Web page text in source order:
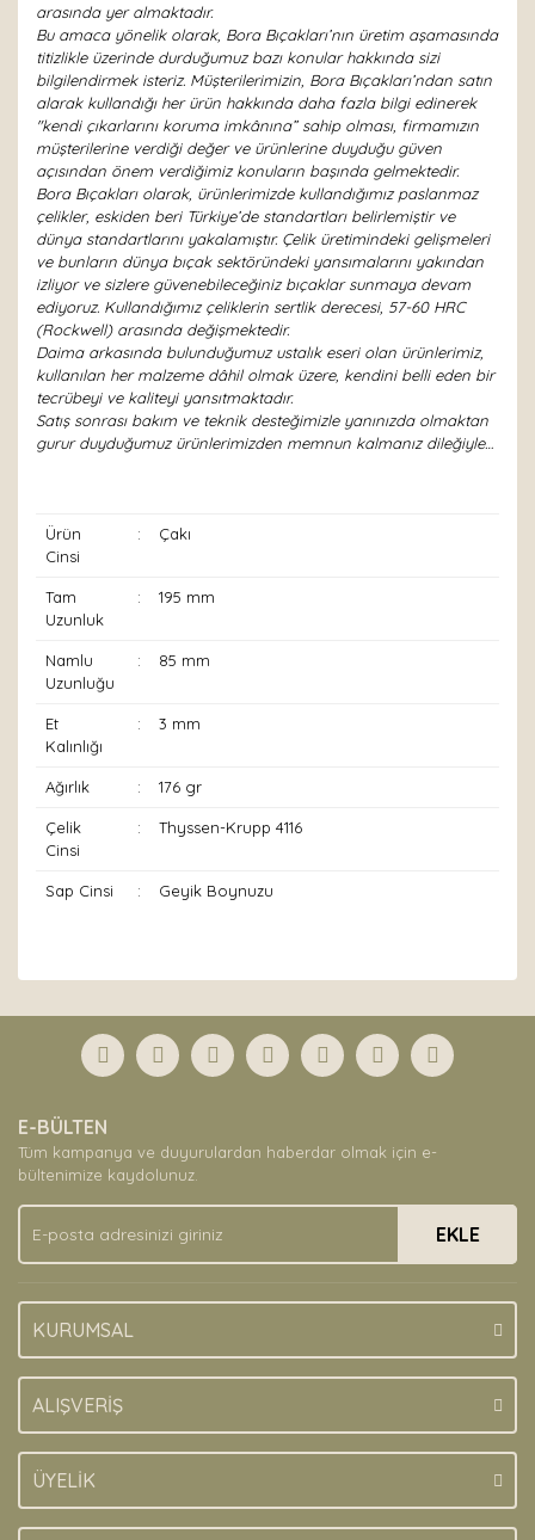
arasında yer almaktadır.
Bu amaca yönelik olarak, Bora Bıçakları’nın üretim aşamasında
titizlikle üzerinde durduğumuz bazı konular hakkında sizi
bilgilendirmek isteriz. Müşterilerimizin, Bora Bıçakları’ndan satın
alarak kullandığı her ürün hakkında daha fazla bilgi edinerek
"kendi çıkarlarını koruma imkânına” sahip olması, firmamızın
müşterilerine verdiği değer ve ürünlerine duyduğu güven
açısından önem verdiğimiz konuların başında gelmektedir.
Bora Bıçakları olarak, ürünlerimizde kullandığımız paslanmaz
çelikler, eskiden beri Türkiye’de standartları belirlemiştir ve
dünya standartlarını yakalamıştır. Çelik üretimindeki gelişmeleri
ve bunların dünya bıçak sektöründeki yansımalarını yakından
izliyor ve sizlere güvenebileceğiniz bıçaklar sunmaya devam
ediyoruz. Kullandığımız çeliklerin sertlik derecesi, 57-60 HRC
(Rockwell) arasında değişmektedir.
Daima arkasında bulunduğumuz ustalık eseri olan ürünlerimiz,
kullanılan her malzeme dâhil olmak üzere, kendini belli eden bir
tecrübeyi ve kaliteyi yansıtmaktadır.
Satış sonrası bakım ve teknik desteğimizle yanınızda olmaktan
gurur duyduğumuz ürünlerimizden memnun kalmanız dileğiyle…
Ürün
Cinsi
: Çakı
Tam
Uzunluk
: 195 mm
Namlu
Uzunluğu
: 85 mm
Et
Kalınlığı
: 3 mm
Ağırlık : 176 gr
Çelik
Cinsi
: Thyssen-Krupp 4116
Sap Cinsi : Geyik Boynuzu
Yorum Yaz
formunu kullanarak tarafımıza iletebilirsiniz.
Görüş ve önerileriniz için teşekkür ederiz.
Ürün açıklamasında eksik bilgiler bulunuyor.
Ürün bilgilerinde hatalar bulunuyor.
Ürün fiyatı diğer sitelerden daha pahalı.
Bu ürüne benzer farklı alternatifler olmalı.
E-BÜLTEN
Tüm kampanya ve duyurulardan haberdar olmak için e-
bültenimize kaydolunuz.
EKLE
KURUMSAL
ALIŞVERİŞ
ÜYELİK